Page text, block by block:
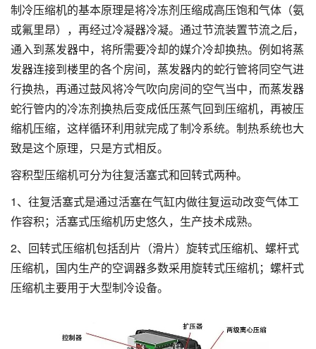
制冷压缩机的基本原理是将冷冻剂压缩成高压饱和气体（氨
或氟里昂），再经过冷凝器冷凝。通过节流装置节流之后，
通入到蒸发器中，将所需要冷却的媒介冷却换热。例如将蒸
发器连接到楼里的各个房间，蒸发器内的蛇行管将同空气进
行换热，再通过鼓风将冷气吹向房间的空气当中，而蒸发器
蛇行管内的冷冻剂换热后变成低压蒸气回到压缩机，再被压
缩机压缩，这样循环利用就完成了制冷系统。制热系统也大
致是这个原理，只是方式相反。
容积型压缩机可分为往复活塞式和回转式两种。
1、往复活塞式是通过活塞在气缸内做往复运动改变气体工
作容积；活塞式压缩机历史悠久，生产技术成熟。
2、回转式压缩机包括刮片（滑片）旋转式压缩机、螺杆式
压缩机，国内生产的空调器多数采用旋转式压缩机；螺杆式
压缩机主要用于大型制冷设备。